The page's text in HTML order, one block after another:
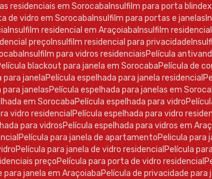
residenciais em Sorocaba Insulfilm para porta blindex
de vidro em Sorocaba Insulfilm para portas e janelas
Insulfilm residencial em Araçoiaba Insulfilm
preço Insulfilm residencial para privacidade
Insulfilm para vidros residenciais Película
Película blackout para janela em Sorocaba Película de
para janela Película espelhada para janela residencial
para janelas Película espelhada para janelas em
em Sorocaba Película espelhada para vidro
vidro residencial
Película espelhada para vidro
para vidros Película espelhada para vidros em
Película para janela de apartamento Pelicula
Película para janela de vidro residencial
Película
preço Película para porta de vidro residencial
para janela em Araçoiaba Película de privacidade